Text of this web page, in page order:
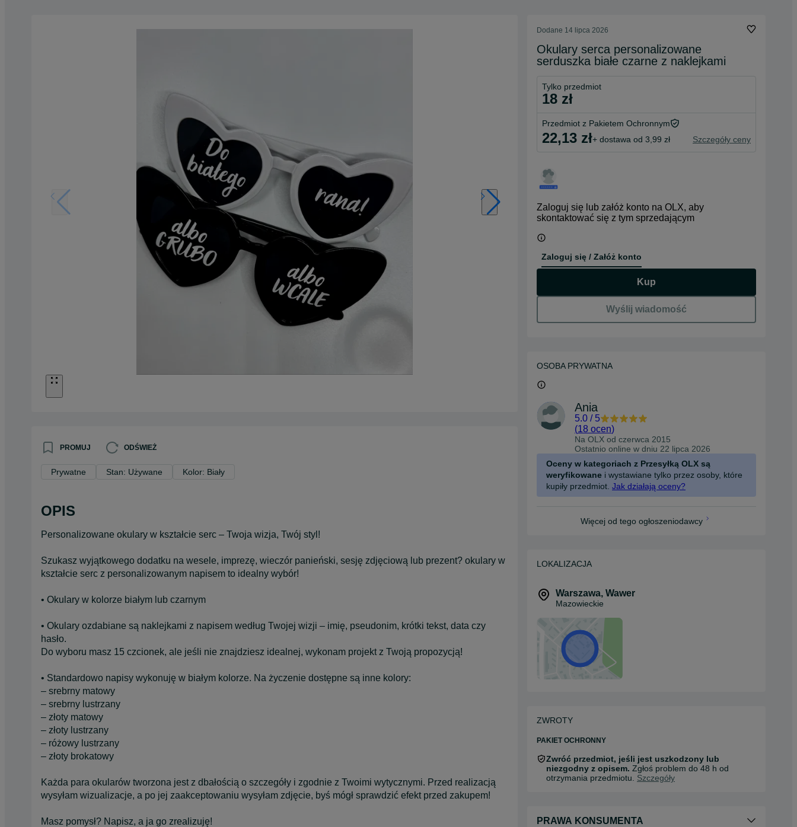
PROMUJ ODŚWIEŻ
Prywatne Stan: Używane Kolor: Biały
OPIS
Personalizowane okulary w kształcie serc – Twoja wizja, Twój styl!
Szukasz wyjątkowego dodatku na wesele, imprezę, wieczór panieński, sesję zdjęciową lub prezent? okulary w
kształcie serc z personalizowanym napisem to idealny wybór!
• Okulary w kolorze białym lub czarnym
• Okulary ozdabiane są naklejkami z napisem według Twojej wizji – imię, pseudonim, krótki tekst, data czy
hasło.
Do wyboru masz 15 czcionek, ale jeśli nie znajdziesz idealnej, wykonam projekt z Twoją propozycją!
• Standardowo napisy wykonuję w białym kolorze. Na życzenie dostępne są inne kolory:
– srebrny matowy
– srebrny lustrzany
– złoty matowy
– złoty lustrzany
– różowy lustrzany
– złoty brokatowy
Każda para okularów tworzona jest z dbałością o szczegóły i zgodnie z Twoimi wytycznymi. Przed realizacją
wysyłam wizualizacje, a po jej zaakceptowaniu wysyłam zdjęcie, byś mógł sprawdzić efekt przed zakupem!
Masz pomysł? Napisz, a ja go zrealizuję!
Dodane 14 lipca 2026
Okulary serca personalizowane
serduszka białe czarne z naklejkami
Tylko przedmiot
18 zł
Przedmiot z Pakietem Ochronnym
22,13 zł+ dostawa od 3,99 zł Szczegóły ceny
Zaloguj się lub załóż konto na OLX, aby
skontaktować się z tym sprzedającym
Zaloguj się / Załóż konto
Kup
Wyślij wiadomość
OSOBA PRYWATNA
Ania
5.0 / 5
(18 ocen)
Na OLX od czerwca 2015
Ostatnio online w dniu 22 lipca 2026
Oceny w kategoriach z Przesyłką OLX są
weryfikowane i wystawiane tylko przez osoby, które
kupiły przedmiot. Jak działają oceny?
Więcej od tego ogłoszeniodawcy
LOKALIZACJA
Warszawa, Wawer
Mazowieckie
ZWROTY
PAKIET OCHRONNY
Zwróć przedmiot, jeśli jest uszkodzony lub
niezgodny z opisem. Zgłoś problem do 48 h od
otrzymania przedmiotu. Szczegóły
PRAWA KONSUMENTA